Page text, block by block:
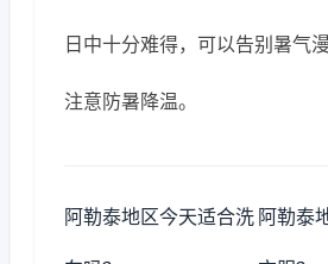
日中十分难得，可以告别暑气
注意防暑降温。
阿勒泰地区今天适合洗 阿勒泰